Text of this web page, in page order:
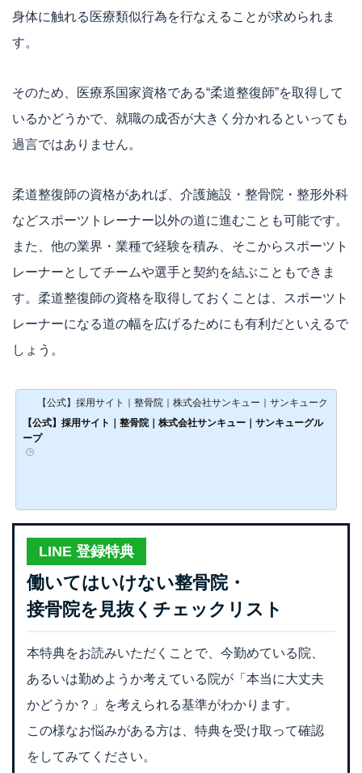
身体に触れる医療類似行為を行なえることが求められま
す。
そのため、医療系国家資格である“柔道整復師”を取得して
いるかどうかで、就職の成否が大きく分かれるといっても
過言ではありません。
柔道整復師の資格があれば、介護施設・整骨院・整形外科
などスポーツトレーナー以外の道に進むことも可能です。
また、他の業界・業種で経験を積み、そこからスポーツト
レーナーとしてチームや選手と契約を結ぶこともできま
す。柔道整復師の資格を取得しておくことは、スポーツト
レーナーになる道の幅を広げるためにも有利だといえるで
しょう。
【公式】採用サイト｜整骨院｜株式会社サンキュー｜サンキューグループ
【公式】採用サイト｜整骨院｜株式会社サンキュー｜サンキューグル
ープ
LINE 登録特典
働いてはいけない整骨院・
接骨院を見抜くチェックリスト
本特典をお読みいただくことで、今勤めている院、
あるいは勤めようか考えている院が「本当に大丈夫
かどうか？」を考えられる基準がわかります。
この様なお悩みがある方は、特典を受け取って確認
をしてみてください。